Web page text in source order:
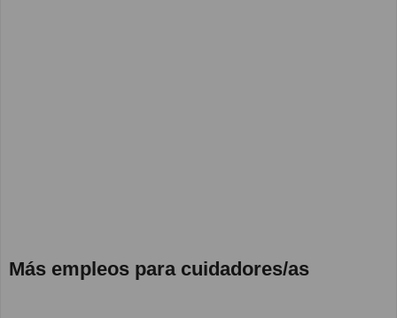
Más empleos para cuidadores/as